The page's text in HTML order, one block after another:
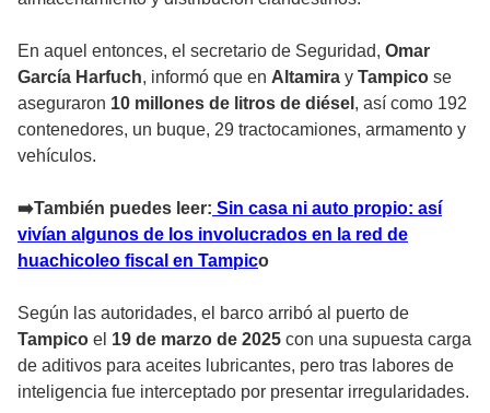
En aquel entonces, el secretario de Seguridad, Omar
García Harfuch, informó que en Altamira y Tampico se
aseguraron 10 millones de litros de diésel , así como 192
contenedores, un buque, 29 tractocamiones, armamento y
vehículos.
➡️También puedes leer: Sin casa ni auto propio: así
vivían algunos de los involucrados en la red de
huachicoleo fiscal en Tampico
Según las autoridades, el barco arribó al puerto de
Tampico el 19 de marzo de 2025 con una supuesta carga
de aditivos para aceites lubricantes, pero tras labores de
inteligencia fue interceptado por presentar irregularidades.